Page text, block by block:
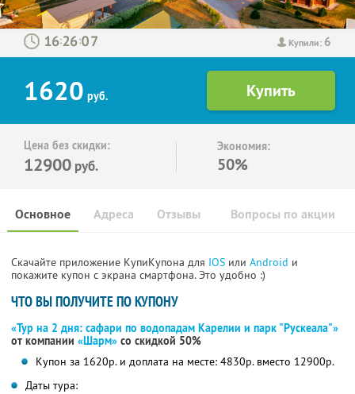
Купили: 6
: :
1620 руб.
Цена без скидки:
12900 руб.
Экономия:
50%
Основное Отзывы Вопросы по акции
Адреса
Скачайте приложение КупиКупона для IOS или Android и
покажите купон с экрана смартфона. Это удобно :)
ЧТО ВЫ ПОЛУЧИТЕ ПО КУПОНУ
«Тур на 2 дня: сафари по водопадам Карелии и парк "Рускеала"»
от компании «Шарм» со скидкой 50%
Купон за 1620р. и доплата на месте: 4830р. вместо 12900р.
Даты тура: